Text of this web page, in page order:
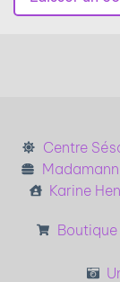
Centre
Karine